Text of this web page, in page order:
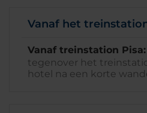
Vanaf het
Vanaf treinstation Pisa:
tegenover het
hotel na een korte